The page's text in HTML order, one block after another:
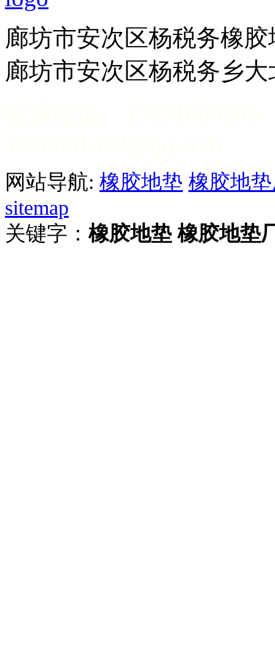
廊坊市安次区杨税
廊坊市安次区杨税务乡
网站导航: 橡胶地垫 橡胶地
sitemap
关键字：橡胶地垫 橡胶地垫